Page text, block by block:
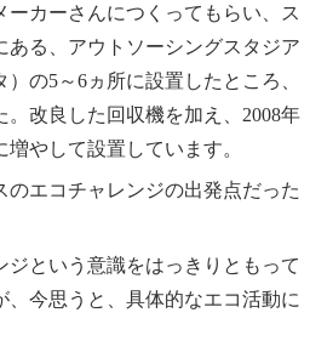
カーさんにつくってもらい、ス
ある、アウトソーシングスタジア
の5～6ヵ所に設置したところ、
改良した回収機を加え、2008年
やして設置しています。
エコチャレンジの出発点だった
という意識をはっきりともって
、今思うと、具体的なエコ活動に